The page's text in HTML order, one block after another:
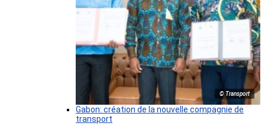
© Transport
Gabon: création de la nouvelle compagnie de
transport